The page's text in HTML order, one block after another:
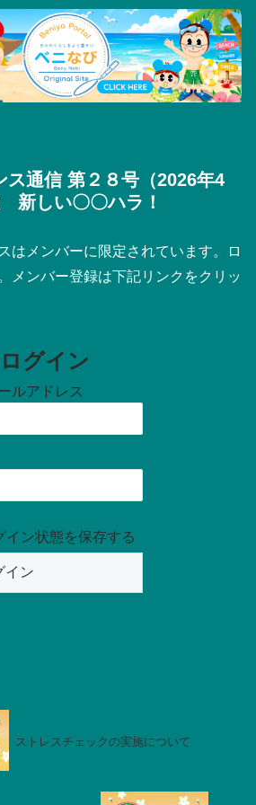
ス通信 第２８号（2026年4
新しい〇〇ハラ！
はメンバーに限定されています。ロ
メンバー登録は下記リンクをクリッ
グイン
ルアドレス
イン状態を保存する
ストレスチェックの実施について